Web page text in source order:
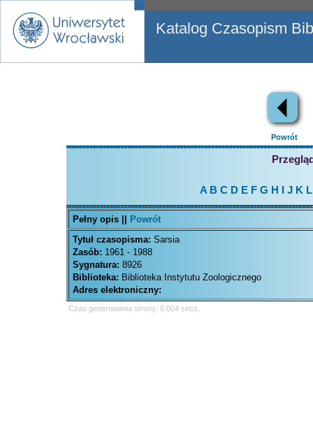
Katalog Czasopism
Powrót
A B C D EFG H J K L
Pełny opis ||
Powrót
Tytuł czasopisma: Sarsia
Zasób: 1961 - 1988
Sygnatura: 8926
Biblioteka: Biblioteka Instytutu Zoologicznego
Adres elektroniczny:
Czas generowania strony: 0.004 secs.